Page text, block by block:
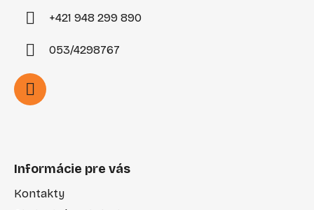
+421 948 299 890
053/4298767
Informácie pre vás
Kontakty